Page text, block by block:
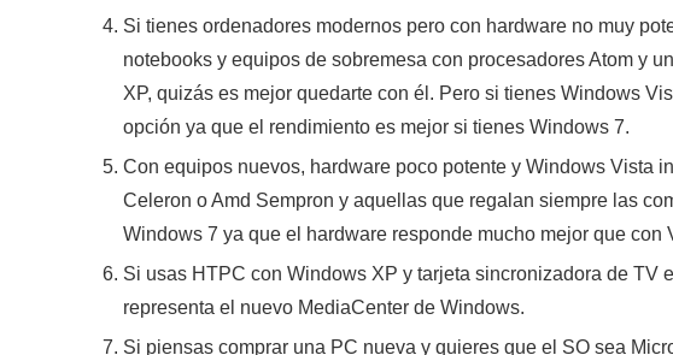
Si tienes ordenadores modernos pero con hardware no muy
notebooks y equipos de sobremesa con procesadores Atom y
XP, quizás es mejor quedarte con él. Pero si tienes Windows
opción ya que el rendimiento es mejor si tienes Windows 7.
Con equipos nuevos, hardware poco potente y Windows Vista
Celeron o Amd Sempron y aquellas que regalan siempre las
Windows 7 ya que el hardware responde mucho mejor que con
Si usas HTPC con Windows XP y tarjeta sincronizadora de TV
representa el nuevo MediaCenter de Windows.
Si piensas comprar una PC nueva y quieres que el SO sea